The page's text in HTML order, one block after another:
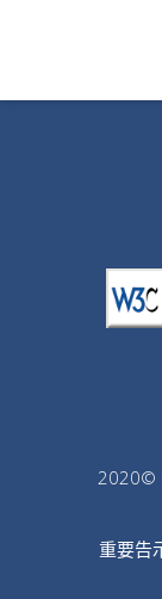
2020©
重要告